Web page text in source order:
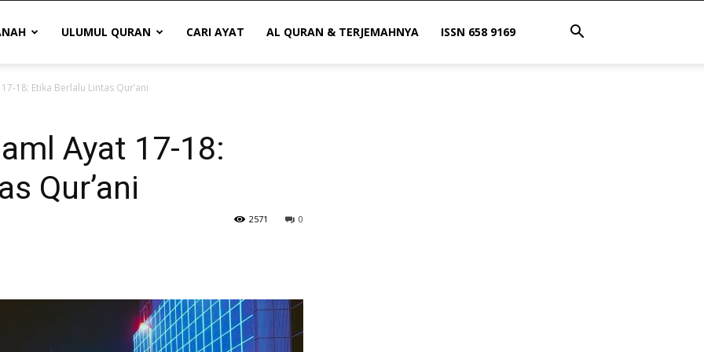
ULUMUL QURAN CARI AYAT AL QURAN & TERJEMAHNYA ISSN 658 9169
18: Etika Berlalu Lintas Qur’ani
Ayat 17-18:
Qur’ani
0
2571